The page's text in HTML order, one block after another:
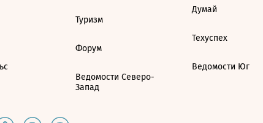
Туризм
Форум
Ведомости Северо-
Запад
Думай
Техуспех
Ведомости Юг